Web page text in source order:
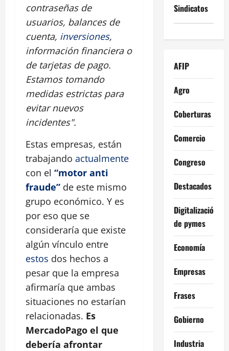
contraseñas de
usuarios, balances de
cuenta, inversiones,
información financiera o
de tarjetas de pago.
Estamos tomando
medidas estrictas para
evitar nuevos
incidentes".
Estas empresas, están
trabajando actualmente
con el “motor anti
fraude” de este mismo
grupo económico. Y es
por eso que se
consideraría que existe
algún vínculo entre
estos dos hechos a
pesar que la empresa
afirmaría que ambas
situaciones no estarían
relacionadas. Es
MercadoPago el que
debería afrontar
Sindicatos
AFIP
Agro
Coberturas
Comercio
Congreso
Destacados
Digitalización
de pymes
Economía
Empresas
Frases
Gobierno
Industria